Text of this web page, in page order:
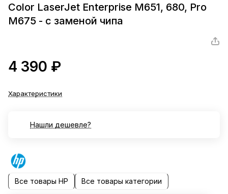
Color LaserJet Enterprise M651, 680, Pro
M675 - с заменой чипа
4 390 ₽
Характеристики
Нашли дешевле?
Все товары HP Все товары категории